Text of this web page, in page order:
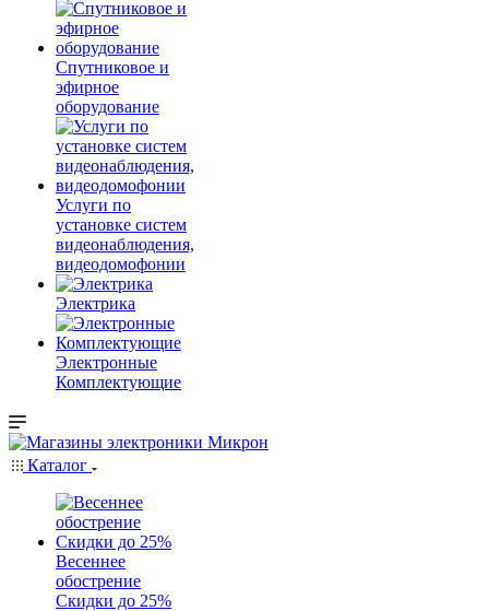
Спутниковое и
эфирное
оборудование
Услуги по
установке систем
видеонаблюдения,
видеодомофонии
Электрика
Электронные
Комплектующие
Каталог
Весеннее
обострение
Скидки до 25%